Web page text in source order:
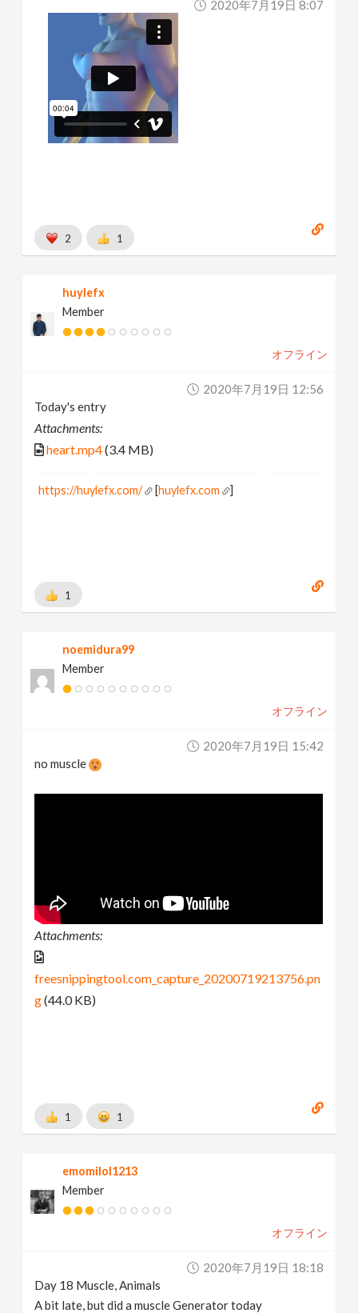
2020年7月19日 8:07
2 1
huylefx
Member
オフライン
2020年7月19日 12:56
Today's entry
Attachments:
heart.mp4(3.4 MB)
https://huylefx.com/ [huylefx.com ]
1
noemidura99
Member
オフライン
2020年7月19日 15:42
no muscle
Attachments:
freesnippingtool.com_capture_20200719213756.pn
g(44.0 KB)
1 1
emomilol1213
Member
オフライン
2020年7月19日 18:18
Day 18 Muscle, Animals
A bit late, but did a muscle Generator today